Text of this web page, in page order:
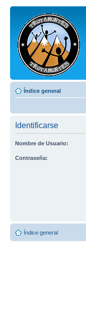
Índice general
Identificarse
Nombre de Usuario:
Contraseña:
Índice general